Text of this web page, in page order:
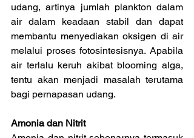
udang, artinya jumlah plankton dalam
air dalam keadaan stabil dan dapat
membantu menyediakan oksigen di air
melalui proses fotosintesisnya. Apabila
air terlalu keruh akibat blooming alga,
tentu akan menjadi masalah terutama
bagi pernapasan udang.
Amonia dan Nitrit